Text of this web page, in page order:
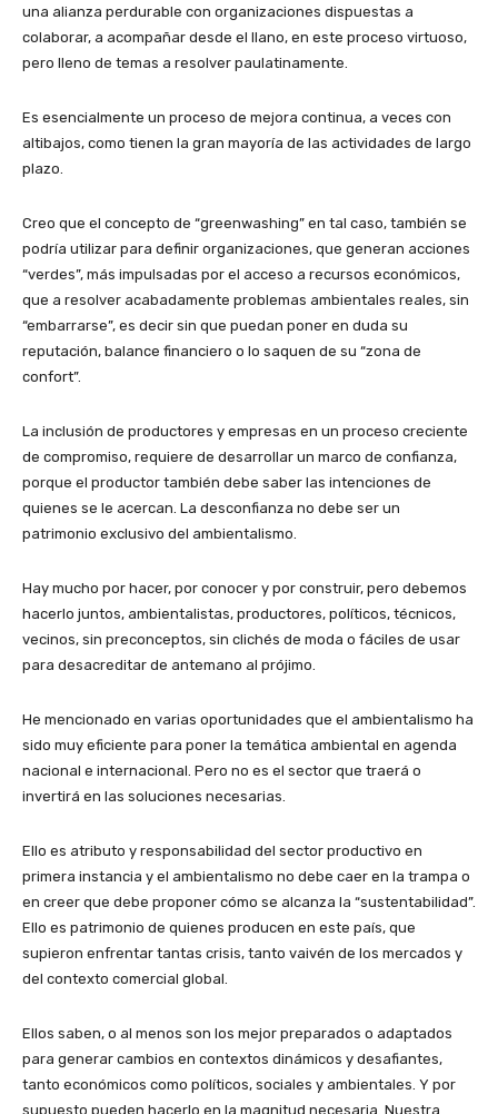
una alianza perdurable con organizaciones dispuestas a
colaborar, a acompañar desde el llano, en este proceso virtuoso,
pero lleno de temas a resolver paulatinamente.
Es esencialmente un proceso de mejora continua, a veces con
altibajos, como tienen la gran mayoría de las actividades de largo
plazo.
Creo que el concepto de “greenwashing” en tal caso, también se
podría utilizar para definir organizaciones, que generan acciones
“verdes”, más impulsadas por el acceso a recursos económicos,
que a resolver acabadamente problemas ambientales reales, sin
“embarrarse”, es decir sin que puedan poner en duda su
reputación, balance financiero o lo saquen de su “zona de
confort”.
La inclusión de productores y empresas en un proceso creciente
de compromiso, requiere de desarrollar un marco de confianza,
porque el productor también debe saber las intenciones de
quienes se le acercan. La desconfianza no debe ser un
patrimonio exclusivo del ambientalismo.
Hay mucho por hacer, por conocer y por construir, pero debemos
hacerlo juntos, ambientalistas, productores, políticos, técnicos,
vecinos, sin preconceptos, sin clichés de moda o fáciles de usar
para desacreditar de antemano al prójimo.
He mencionado en varias oportunidades que el ambientalismo ha
sido muy eficiente para poner la temática ambiental en agenda
nacional e internacional. Pero no es el sector que traerá o
invertirá en las soluciones necesarias.
Ello es atributo y responsabilidad del sector productivo en
primera instancia y el ambientalismo no debe caer en la trampa o
en creer que debe proponer cómo se alcanza la “sustentabilidad”.
Ello es patrimonio de quienes producen en este país, que
supieron enfrentar tantas crisis, tanto vaivén de los mercados y
del contexto comercial global.
Ellos saben, o al menos son los mejor preparados o adaptados
para generar cambios en contextos dinámicos y desafiantes,
tanto económicos como políticos, sociales y ambientales. Y por
supuesto pueden hacerlo en la magnitud necesaria. Nuestra